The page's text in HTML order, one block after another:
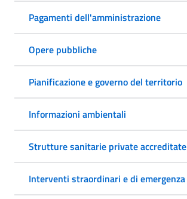
Pagamenti dell'amministrazione
Opere pubbliche
Pianificazione e governo del territorio
Informazioni ambientali
Strutture sanitarie private accreditate
Interventi straordinari e di emergenza